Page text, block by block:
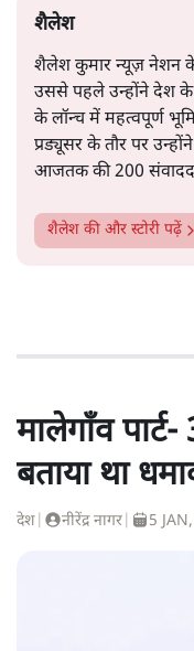
शैलेश
शैलेश कुमार न्यूज़ नेशन
उससे पहले उन्होंने देश के
के लॉन्च में महत्वपूर्ण
प्रड्यूसर के तौर पर
आजतक की 200
शैलेश की और स्टोरी पढ़ें
मालेगाँव पार्ट-
बताया था
देश नीरेंद्र नागर 5